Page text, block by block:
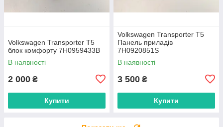
Volkswagen Transporter T5
блок комфорту 7H0959433B
В наявності
2 000 ₴
Купити
Volkswagen Transporter T5
Панель приладів
7H0920851S
В наявності
3 500 ₴
Купити